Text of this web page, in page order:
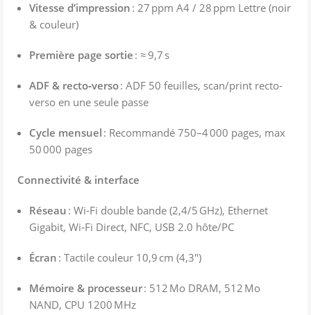
Vitesse d’impression : 27 ppm A4 / 28 ppm Lettre (noir
& couleur)
Première page sortie : ≈ 9,7 s
ADF & recto‑verso: ADF 50 feuilles, scan/print recto-
verso en une seule passe
Cycle mensuel : Recommandé 750–4 000 pages, max
50 000 pages
Connectivité & interface
Réseau : Wi‑Fi double bande (2,4/5 GHz), Ethernet
Gigabit, Wi‑Fi Direct, NFC, USB 2.0 hôte/PC
Écran : Tactile couleur 10,9 cm (4,3″)
Mémoire & processeur: 512 Mo DRAM, 512 Mo
NAND, CPU 1200 MHz